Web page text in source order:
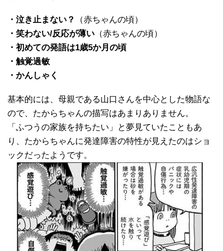
・泣き止まない？
（赤ちゃんの頃）
・笑わない/反応が薄い （赤ちゃんの頃）
・初めての発語は1歳5か月の頃
・触覚過敏
・かんしゃく
基本的には、母親である山口さんを中心とした物語な
ので、たからちゃんの描写はあまりありません。
「ふつうの家族を持ちたい」と夢見ていたこともあ
り、たからちゃんに発達障害の特性が見えたのはショ
ックだったようです。